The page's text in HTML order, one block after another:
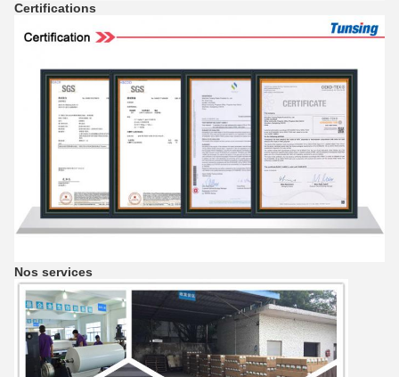
Certifications
Nos services